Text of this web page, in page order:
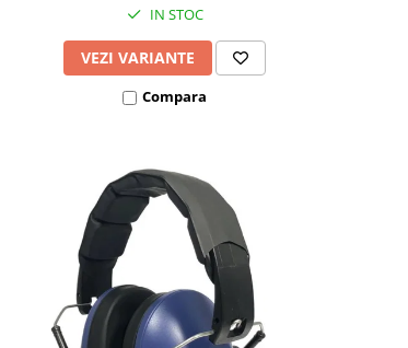
IN STOC
VEZI VARIANTE
Compara